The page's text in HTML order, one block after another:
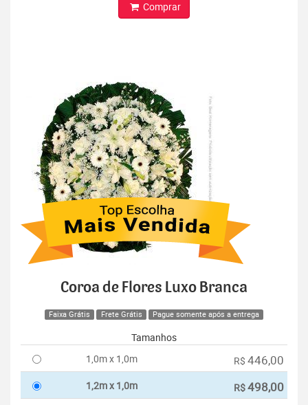
Comprar
Coroa de Flores Luxo Branca
Faixa Grátis Frete Grátis Pague somente após a entrega
Tamanhos
1,0m x 1,0m
R$ 446,00
1,2m x 1,0m R$498,00